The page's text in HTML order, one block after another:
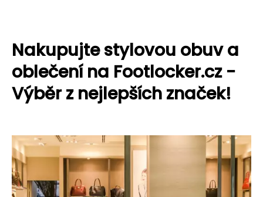
Nakupujte stylovou obuv a
oblečení na Footlocker.cz -
Výběr z nejlepších značek!